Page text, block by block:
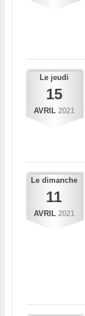
Le jeudi
15
AVRIL 2021
Le dimanche
11
AVRIL 2021